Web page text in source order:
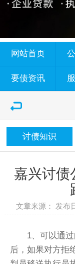
网站首页
要债资讯
讨债知识
嘉兴讨债
文章来源： 发布
1、可以通
后，如果对方拒